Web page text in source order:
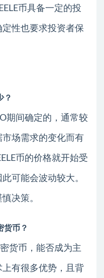
币具备一定的投
性也要求投资者保
？
期间确定的，通常较
场需求的变化而有
币的价格就开始受
可能会波动较大。
决策。
货币？
货币，能否成为主
有很多优势，且背